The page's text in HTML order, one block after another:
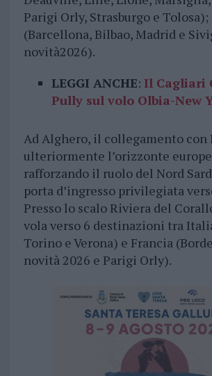
Parigi Orly, Strasburgo e Tolosa);
(Barcellona, Bilbao, Madrid e
novità2026).
LEGGI ANCHE: Il Cagliari
Pully sul volo Olbia-New
Ad Alghero, il collegamento con
ulteriormente l’orizzonte
rafforzando il ruolo del Nord
porta d’ingresso privilegiata
Presso lo scalo Riviera del
vola verso 6 destinazioni tra
Torino e Verona) e Francia
novità 2026 e Parigi Orly).